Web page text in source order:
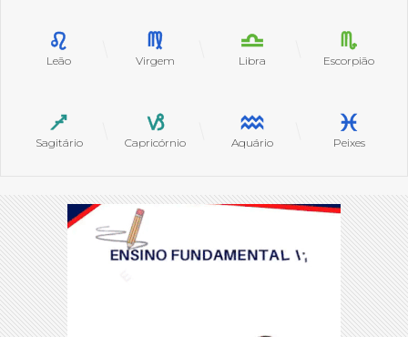
Leão Virgem Libra Escorpião
Sagitário Capricórnio Aquário Peixes